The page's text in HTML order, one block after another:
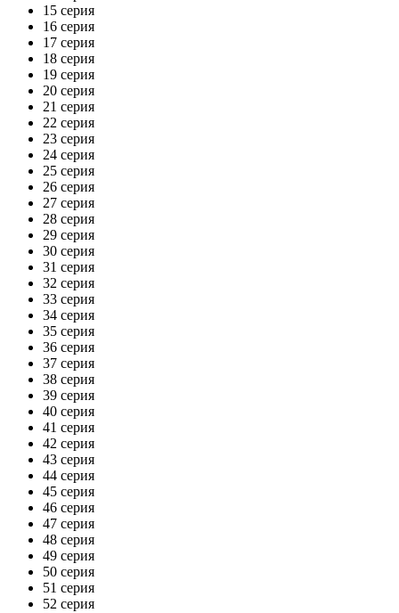
15 серия
16 серия
17 серия
18 серия
19 серия
20 серия
21 серия
22 серия
23 серия
24 серия
25 серия
26 серия
27 серия
28 серия
29 серия
30 серия
31 серия
32 серия
33 серия
34 серия
35 серия
36 серия
37 серия
38 серия
39 серия
40 серия
41 серия
42 серия
43 серия
44 серия
45 серия
46 серия
47 серия
48 серия
49 серия
50 серия
51 серия
52 серия